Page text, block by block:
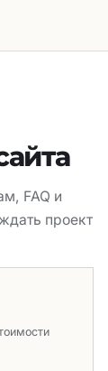
FAQ и
проект